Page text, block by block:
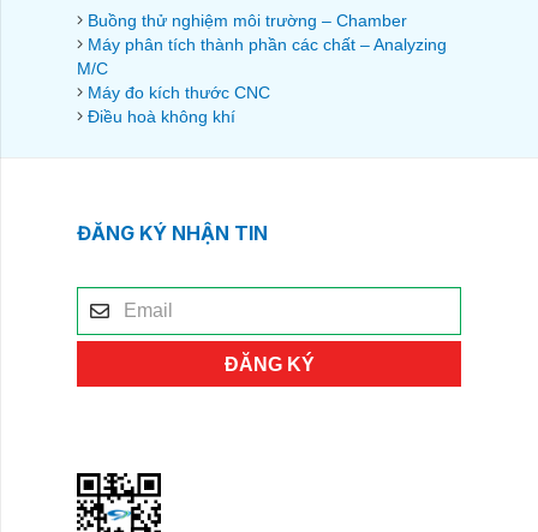
Buồng thử nghiệm môi trường – Chamber
Máy phân tích thành phần các chất – Analyzing
M/C
Máy đo kích thước CNC
Điều hoà không khí
ĐĂNG KÝ NHẬN TIN
ĐĂNG KÝ